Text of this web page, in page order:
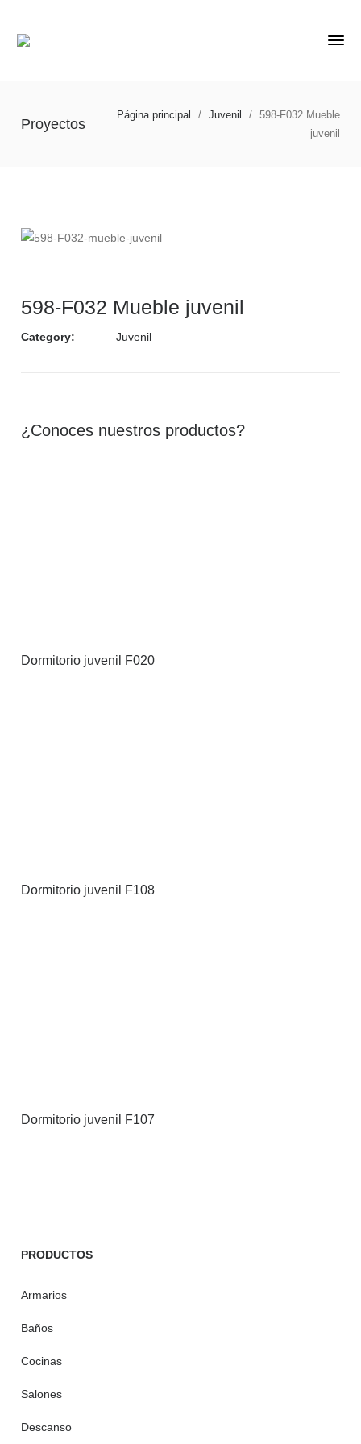
Proyectos
Página principal / Juvenil / 598-F032 Mueble
juvenil
598-F032 Mueble juvenil
Category: Juvenil
¿Conoces nuestros productos?
Dormitorio juvenil F020
Dormitorio juvenil F108
Dormitorio juvenil F107
PRODUCTOS
Armarios
Baños
Cocinas
Salones
Descanso